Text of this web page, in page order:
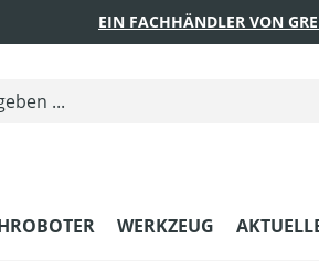
EIN FACHHÄNDLER VON
WERKZEUG